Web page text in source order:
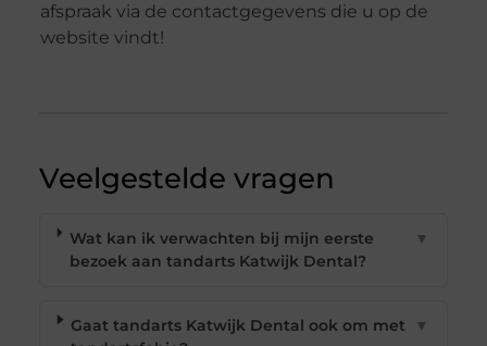
afspraak via de contactgegevens die u op de
website vindt!
Veelgestelde vragen
Wat kan ik verwachten bij mijn eerste
bezoek aan tandarts Katwijk Dental?
▼
Gaat tandarts Katwijk Dental ook om met
▼